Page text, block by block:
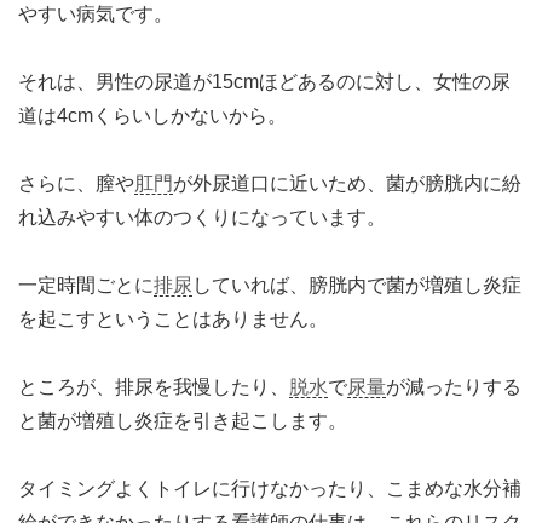
やすい病気です。
それは、男性の尿道が15cmほどあるのに対し、女性の尿
道は4cmくらいしかないから。
さらに、膣や肛門が外尿道口に近いため、菌が膀胱内に紛
れ込みやすい体のつくりになっています。
一定時間ごとに排尿 していれば、膀胱内で菌が増殖し炎症
を起こすということはありません。
ところが、排尿を我慢したり、 脱水で尿量が減ったりする
と菌が増殖し炎症を引き起こします。
タイミングよくトイレに行けなかったり、こまめな水分補